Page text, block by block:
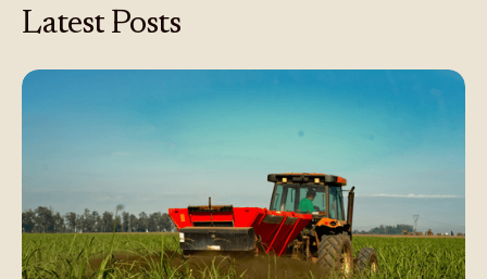
Latest Posts